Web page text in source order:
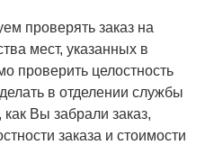
проверять заказ на
мест, указанных в
проверить целостность
в отделении службы
как Вы забрали заказ,
заказа и стоимости